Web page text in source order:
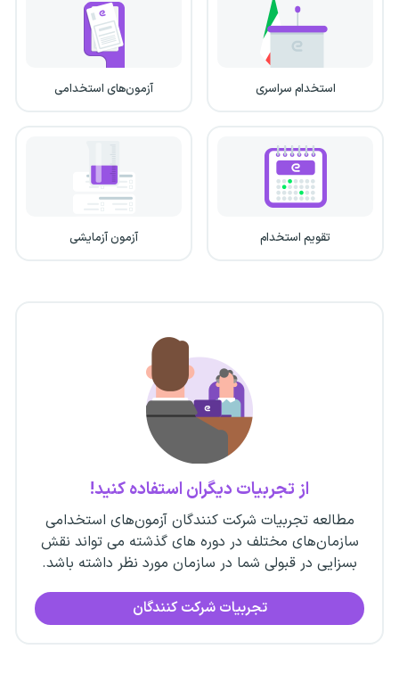
استخدام سراسری آزمون‌های استخدامی
تقویم استخدام آزمون آزمایشی
از تجربیات دیگران استفاده کنید!
مطالعه تجربیات شرکت کنندگان آزمون‌های استخدامی
سازمان‌های مختلف در دوره های گذشته می تواند نقش
بسزایی در قبولی شما در سازمان مورد نظر داشته باشد.
تجربیات شرکت کنندگان